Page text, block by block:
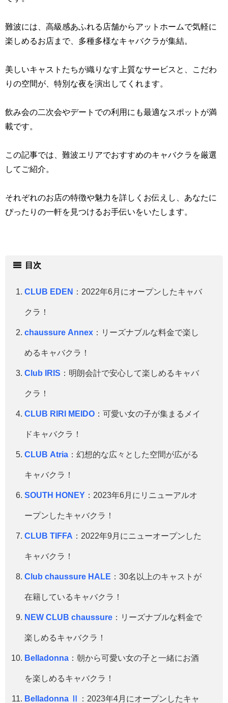
難波には、高級感あふれる店舗からアットホームで気軽に
楽しめるお店まで、多種多様なキャバクラが集結。
美しいキャストたちが織りなす上質なサービスと、こだわ
りの空間が、特別な夜を演出してくれます。
飲み会の二次会やデートでの利用にも最適なスポットが満
載です。
この記事では、難波エリアでおすすめのキャバクラを厳選
してご紹介。
それぞれのお店の特徴や魅力を詳しくお伝えし、あなたに
ぴったりの一軒を見つけるお手伝いをいたします。
目次
CLUB EDEN ：2022年6月にオープンしたキャバ
クラ！
chaussure Annex ：リーズナブルな料金で楽し
めるキャバクラ！
Club IRIS ：明朗会計で安心して楽しめるキャバ
クラ！
CLUB RIRI MEIDO ：可愛い女の子が集まるメイ
ドキャバクラ！
CLUB Atria ：幻想的な広々とした空間が広がる
キャバクラ！
SOUTH HONEY ：2023年6月にリニューアルオ
ープンしたキャバクラ！
CLUB TIFFA ：2022年9月にニューオープンした
キャバクラ！
Club chaussure HALE ：30名以上のキャストが
在籍しているキャバクラ！
NEW CLUB chaussure ：リーズナブルな料金で
楽しめるキャバクラ！
Belladonna ：朝から可愛い女の子と一緒にお酒
を楽しめるキャバクラ！
Belladonna Ⅱ ：2023年4月にオープンしたキャ